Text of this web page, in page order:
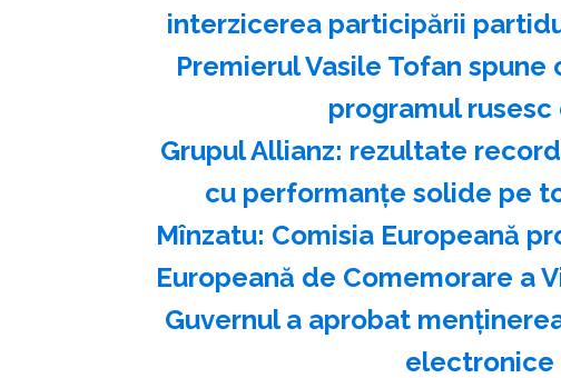
interzicerea participării
Premierul Vasile Tofan
programul
Grupul Allianz: rezultate
cu performanțe solide pe
Mînzatu: Comisia Europeană
Europeană de Comemorare a
Guvernul a aprobat